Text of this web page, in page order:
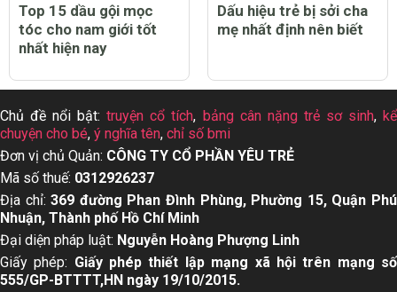
Top 15 dầu gội mọc
tóc cho nam giới tốt
nhất hiện nay
Dấu hiệu trẻ bị sởi cha
mẹ nhất định nên biết
Chủ đề nổi bật:truyện cổ tích, bảng cân nặng trẻ sơ sinh,kể
chuyện cho bé, ý nghĩa tên, chỉ số bmi
Đơn vị chủ Quản: CÔNG TY CỔ PHẦN YÊU TRẺ
Mã số thuế: 0312926237
Địa chỉ:369 đường Phan Đình Phùng, Phường 15, Quận Phú
Nhuận, Thành phố Hồ Chí Minh
Đại diện pháp luật: Nguyễn Hoàng Phượng Linh
Giấy phép: Giấy phép thiết lập mạng xã hội trên mạng số
555/GP-BTTTT,HN ngày 19/10/2015.